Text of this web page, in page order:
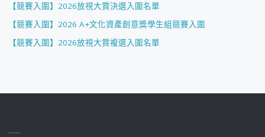
【競賽入圍】2026放視大賞決選入圍名單
【競賽入圍】2026 A+文化資產創意獎學生組競賽入圍
【競賽入圍】2026放視大賞複選入圍名單